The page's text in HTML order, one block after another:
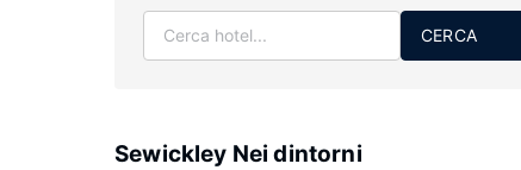
CERCA
Sewickley Nei dintorni